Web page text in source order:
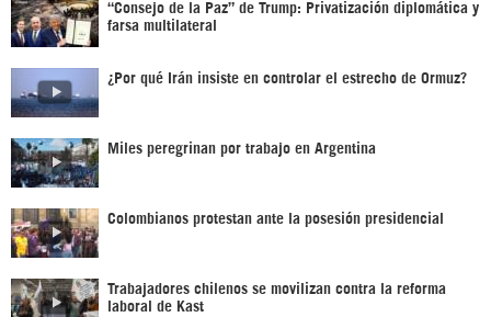
“Consejo de la Paz” de Trump: Privatización diplomática y
farsa multilateral
¿Por qué Irán insiste en controlar el estrecho de Ormuz?
Miles peregrinan por trabajo en Argentina
Colombianos protestan ante la posesión presidencial
Trabajadores chilenos se movilizan contra la reforma
laboral de Kast